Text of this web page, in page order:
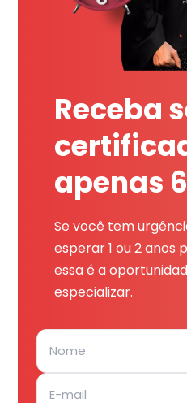
Receba
apenas
Se você tem
esperar 1 ou 2 anos
essa é a
especializar.